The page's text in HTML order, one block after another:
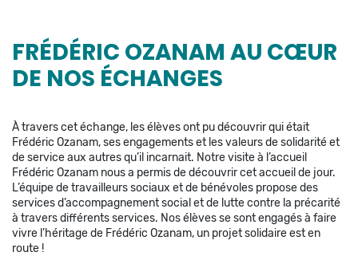
FRÉDÉRIC OZANAM AU CŒUR
DE NOS ÉCHANGES
À travers cet échange, les élèves ont pu découvrir qui était
Frédéric Ozanam, ses engagements et les valeurs de solidarité et
de service aux autres qu’il incarnait. Notre visite à l’accueil
Frédéric Ozanam nous a permis de découvrir cet accueil de jour.
L’équipe de travailleurs sociaux et de bénévoles propose des
services d’accompagnement social et de lutte contre la précarité
à travers différents services. Nos élèves se sont engagés à faire
vivre l’héritage de Frédéric Ozanam, un projet solidaire est en
route !